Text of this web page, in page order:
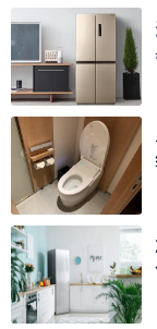
草莓酱一般是
美味了。
上述就是草莓酱
内容，供大家参考